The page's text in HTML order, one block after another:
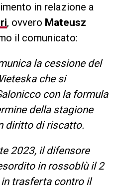
in relazione a
, ovvero Mateusz
il comunicato:
la cessione del
che si
con la formula
della stagione
diritto di riscatto.
2023, il difensore
in rossoblù il 2
trasferta contro il